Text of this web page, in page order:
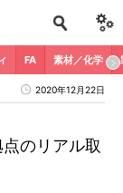
FA 素材／化学
2020年12月22日
のリアル取